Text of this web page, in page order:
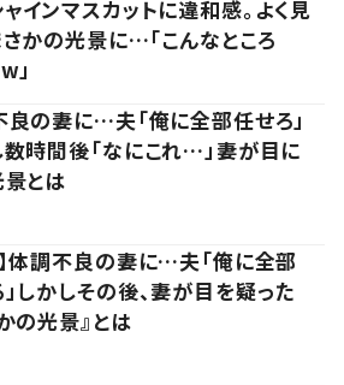
インマスカットに違和感。よく見
さかの光景に…「こんなところ
」
の妻に…夫「俺に全部任せろ」
数時間後「なにこれ…」妻が目に
とは
】体調不良の妻に…夫「俺に全部
しかしその後、妻が目を疑った
の光景』とは